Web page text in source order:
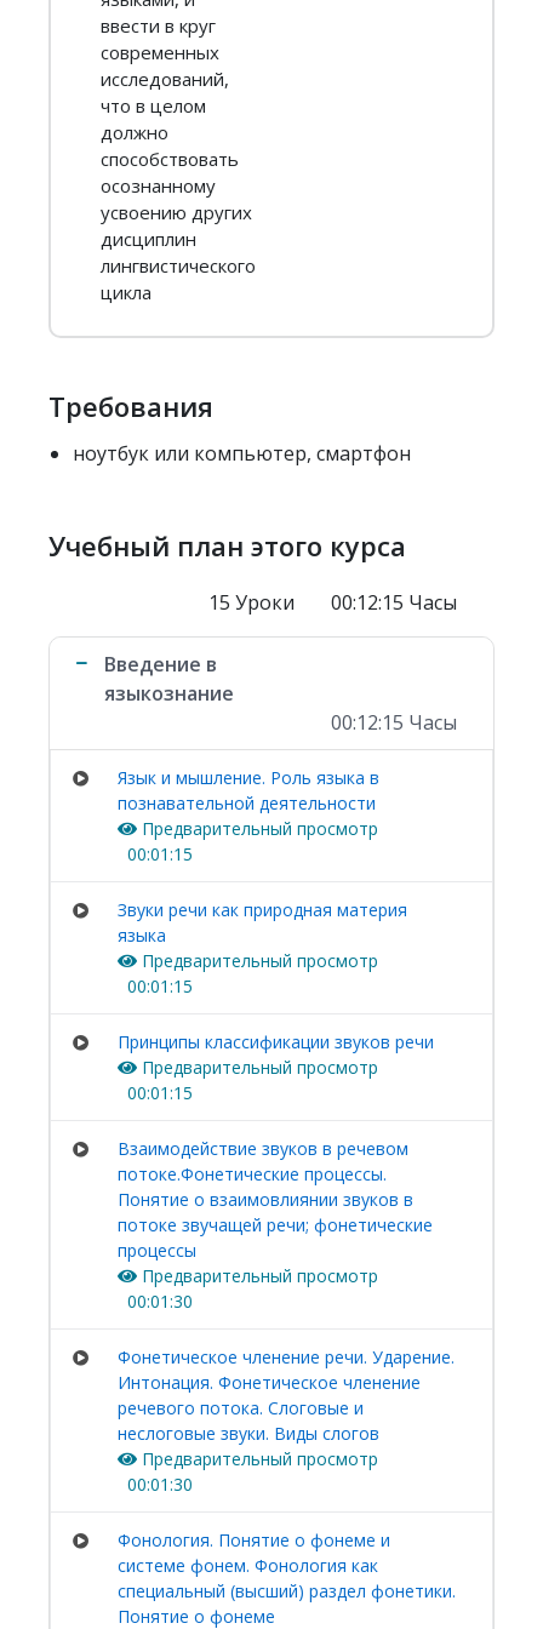
ввести в круг
современных
исследований,
что в целом
должно
способствовать
осознанному
усвоению других
дисциплин
лингвистического
цикла
Требования
ноутбук или компьютер, смартфон
Учебный план этого курса
15 Уроки 00:12:15 Часы
Введение в
языкознание
00:12:15 Часы
Язык и мышление. Роль языка в
познавательной деятельности
Предварительный просмотр
00:01:15
Звуки речи как природная материя
языка
Предварительный просмотр
00:01:15
Принципы классификации звуков речи
Предварительный просмотр
00:01:15
Взаимодействие звуков в речевом
потоке.Фонетические процессы.
Понятие о взаимовлиянии звуков в
потоке звучащей речи; фонетические
процессы
Предварительный просмотр
00:01:30
Фонетическое членение речи. Ударение.
Интонация. Фонетическое членение
речевого потока. Слоговые и
неслоговые звуки. Виды слогов
Предварительный просмотр
00:01:30
Фонология. Понятие о фонеме и
системе фонем. Фонология как
специальный (высший) раздел фонетики.
Понятие о фонеме